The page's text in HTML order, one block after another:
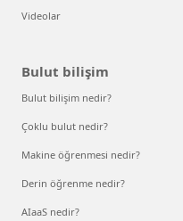
Videolar
Bulut bilişim
Bulut bilişim nedir?
Çoklu bulut nedir?
Makine öğrenmesi nedir?
Derin öğrenme nedir?
AIaaS nedir?